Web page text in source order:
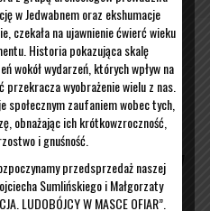
po pałacu
kwietnia. Wtedy
WSI”
w Jedwabnem oraz ekshumacje
czekała na ujawnienie ćwierć wieku
Historia pokazująca skalę
wokół wydarzeń, których wpływ na
wyobrażenie wielu z nas.
społecznym zaufaniem wobec tych,
obnażając ich krótkowzroczność,
i gnuśność.
przedsprzedaż naszej
Sumlińskiego i Małgorzaty
LUDOBÓJCY W MASCE OFIAR”.